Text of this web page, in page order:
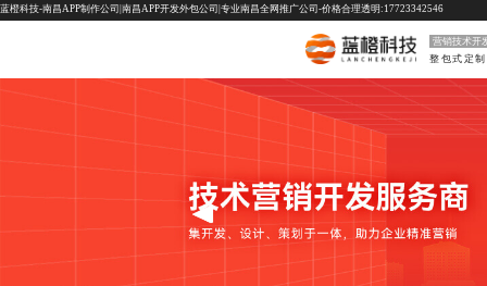
蓝橙科技-南昌APP制作公司|南昌APP开发外包公司|专业南昌全网推广公司-价格合理透明:17723342546
营销技术开